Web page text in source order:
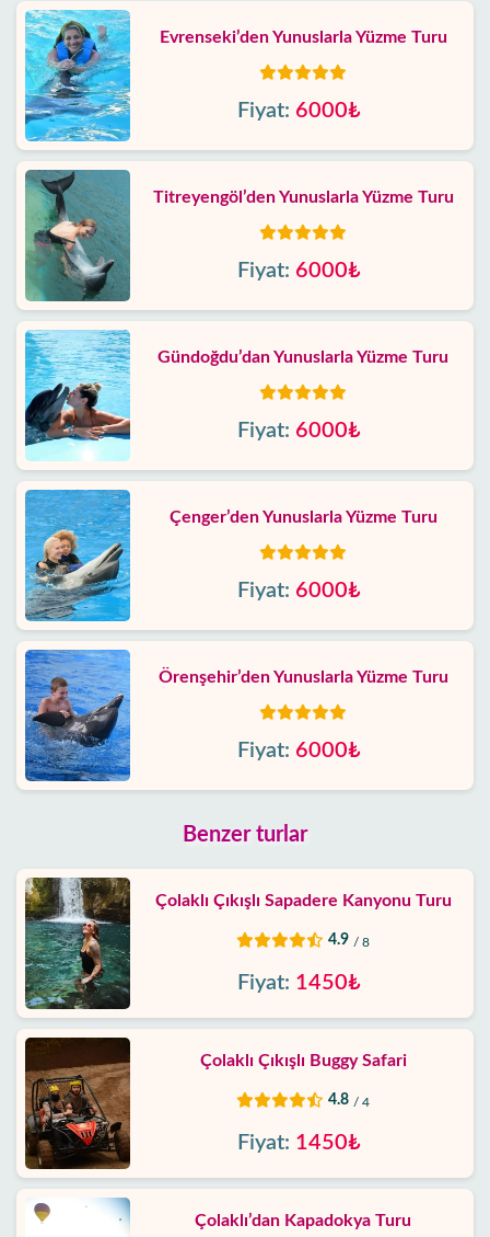
Evrenseki’den Yunuslarla Yüzme Turu
Fiyat: 6000₺
Titreyengöl’den Yunuslarla Yüzme Turu
Fiyat: 6000₺
Gündoğdu’dan Yunuslarla Yüzme Turu
Fiyat: 6000₺
Çenger’den Yunuslarla Yüzme Turu
Fiyat: 6000₺
Örenşehir’den Yunuslarla Yüzme Turu
Fiyat: 6000₺
Benzer turlar
Çolaklı Çıkışlı Sapadere Kanyonu Turu
4.9 / 8
Fiyat: 1450₺
Çolaklı Çıkışlı Buggy Safari
4.8 / 4
Fiyat: 1450₺
Çolaklı’dan Kapadokya Turu